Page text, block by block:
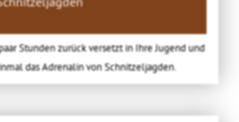
Stunden zurück versetzt in Ihre Jugend und
das Adrenalin von Schnitzeljagden.